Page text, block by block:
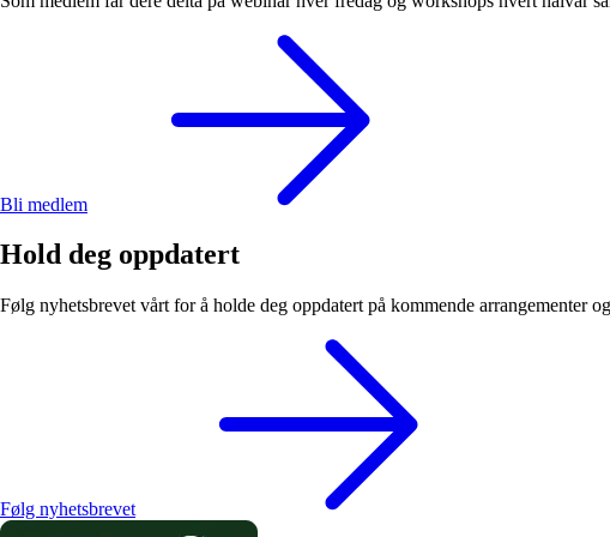
Bli medlem
Hold deg oppdatert
Følg nyhetsbrevet vårt for å holde deg oppdatert på kommende arrangementer
Følg nyhetsbrevet